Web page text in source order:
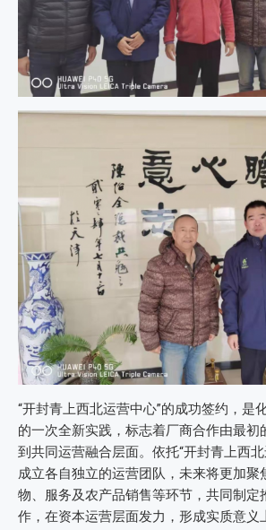
“开封青上西北运营中心”的成功签约，是
的一次全新实践，标志着厂商合作由最初
到共同运营融合层面。依托“开封青上西
成立各自独立的运营团队，未来将更加聚
物、服务及农产品销售等环节，共同制定
作，在资本运营层面发力，形成实质意义